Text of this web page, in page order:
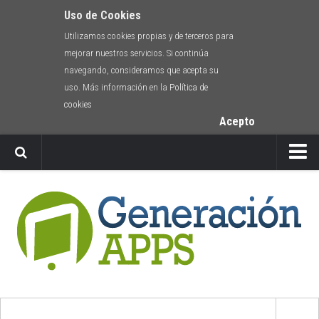
Uso de Cookies
Utilizamos cookies propias y de terceros para
mejorar nuestros servicios. Si continúa
navegando, consideramos que acepta su
uso. Más información en la Política de
cookies
Acepto
Envíanos tu app